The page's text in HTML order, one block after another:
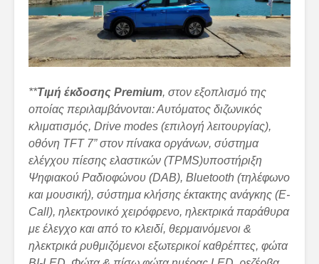
**Tιμή έκδοσης Premium, στον εξοπλισμό της
οποίας περιλαμβάνονται: Αυτόματος διζωνικός
κλιματισμός, Drive modes (επιλογή λειτουργίας),
οθόνη TFT 7” στον πίνακα οργάνων, σύστημα
ελέγχου πίεσης ελαστικών (TPMS)υποστήριξη
Ψηφιακού Ραδιοφώνου (DAB), Bluetooth (τηλέφωνο
και μουσική), σύστημα κλήσης έκτακτης ανάγκης (E-
Call), ηλεκτρονικό χειρόφρενο, ηλεκτρικά παράθυρα
με έλεγχο και από το κλειδί, θερμαινόμενοι &
ηλεκτρικά ρυθμιζόμενοι εξωτερικοί καθρέπτες, φώτα